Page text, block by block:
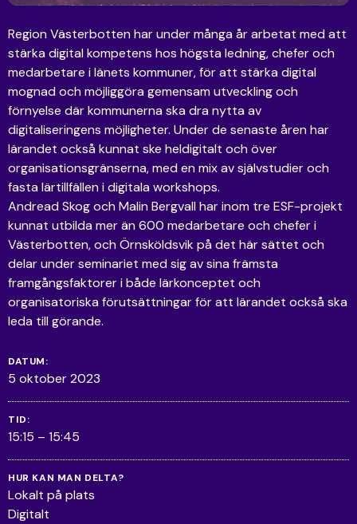
Region Västerbotten har under många år arbetat med att
stärka digital kompetens hos högsta ledning, chefer och
medarbetare i länets kommuner, för att stärka digital
mognad och möjliggöra gemensam utveckling och
förnyelse där kommunerna ska dra nytta av
digitaliseringens möjligheter. Under de senaste åren har
lärandet också kunnat ske heldigitalt och över
organisationsgränserna, med en mix av självstudier och
fasta lärtillfällen i digitala workshops.
Andread Skog och Malin Bergvall har inom tre ESF-projekt
kunnat utbilda mer än 600 medarbetare och chefer i
Västerbotten, och Örnsköldsvik på det här sättet och
delar under seminariet med sig av sina främsta
framgångsfaktorer i både lärkonceptet och
organisatoriska förutsättningar för att lärandet också ska
leda till görande.
DATUM:
5 oktober 2023
TID:
15:15 – 15:45
HUR KAN MAN DELTA?
Lokalt på plats
Digitalt